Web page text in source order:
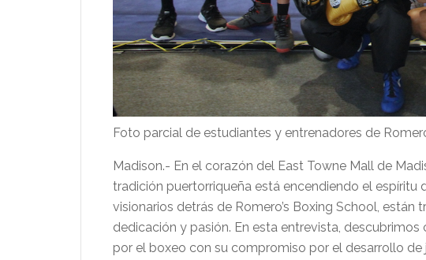
Foto parcial de estudiantes y entrenadores de
Madison.- En el corazón del East Towne Mall de
tradición puertorriqueña está encendiendo el espíritu
visionarios detrás de Romero’s Boxing School,
dedicación y pasión. En esta entrevista,
por el boxeo con su compromiso por el desarrollo